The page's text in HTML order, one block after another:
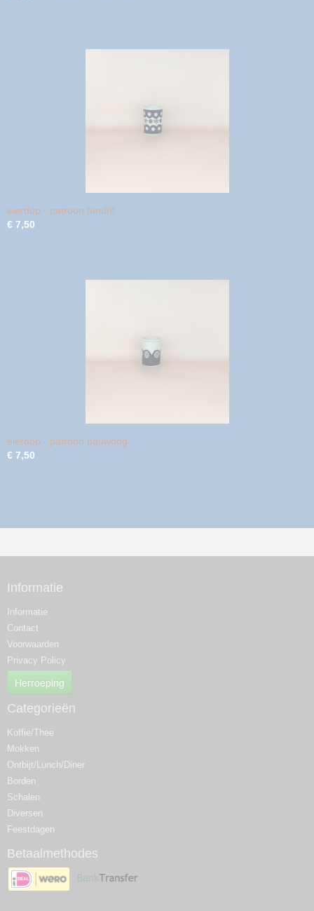
eierdop - patroon tendril
€ 7,50
eierdop - patroon pauwoog
€ 7,50
Informatie
Informatie
Contact
Voorwaarden
Privacy Policy
Herroeping
Categorieën
Koffie/Thee
Mokken
Ontbijt/Lunch/Diner
Borden
Schalen
Diversen
Feestdagen
Betaalmethodes